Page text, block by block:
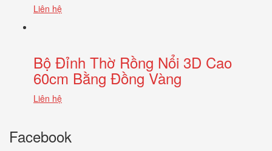
Liên hệ
Bộ Đỉnh Thờ Rồng Nổi 3D Cao
60cm Bằng Đồng Vàng
Liên hệ
Facebook